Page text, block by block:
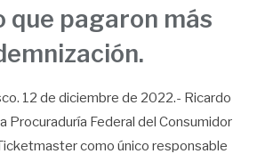
que pagaron más
12 de diciembre de 2022.- Ricardo
Procuraduría Federal del Consumidor
como único responsable